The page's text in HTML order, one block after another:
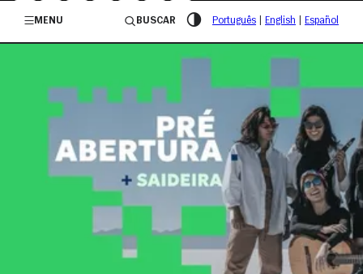
/governosp
MENU
BUSCAR Português English Español